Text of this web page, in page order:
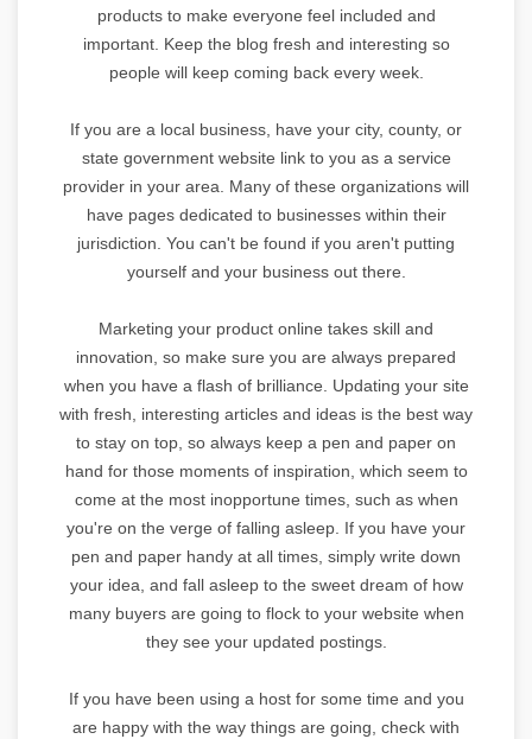
products to make everyone feel included and
important. Keep the blog fresh and interesting so
people will keep coming back every week.
If you are a local business, have your city, county, or
state government website link to you as a service
provider in your area. Many of these organizations will
have pages dedicated to businesses within their
jurisdiction. You can't be found if you aren't putting
yourself and your business out there.
Marketing your product online takes skill and
innovation, so make sure you are always prepared
when you have a flash of brilliance. Updating your site
with fresh, interesting articles and ideas is the best way
to stay on top, so always keep a pen and paper on
hand for those moments of inspiration, which seem to
come at the most inopportune times, such as when
you're on the verge of falling asleep. If you have your
pen and paper handy at all times, simply write down
your idea, and fall asleep to the sweet dream of how
many buyers are going to flock to your website when
they see your updated postings.
If you have been using a host for some time and you
are happy with the way things are going, check with